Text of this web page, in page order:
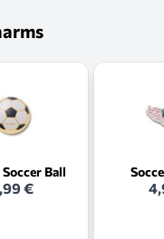
Soccer Ball
€